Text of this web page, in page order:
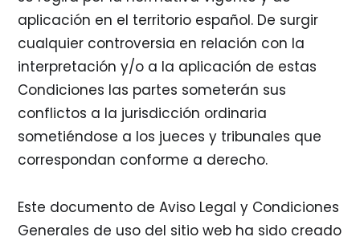
aplicación en el territorio español. De surgir
cualquier controversia en relación con la
interpretación y/o a la aplicación de estas
Condiciones las partes someterán sus
conflictos a la jurisdicción ordinaria
sometiéndose a los jueces y tribunales que
correspondan conforme a derecho.
Este documento de Aviso Legal y Condiciones
Generales de uso del sitio web ha sido creado